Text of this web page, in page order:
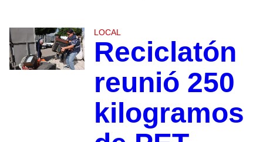
LOCAL
Reciclatón
reunió 250
kilogramos